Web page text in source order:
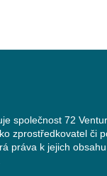
společnost 72
zprostředkovatel či
práva k jejich